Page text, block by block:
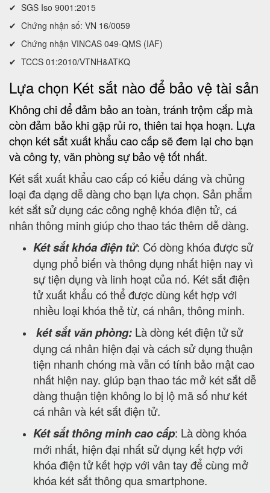
✔ SGS Iso 9001:2015
✔ Chứng nhận số: VN 16/0059
✔ Chứng nhận VINCAS 049-QMS (IAF)
✔ TCCS 01:2010/VTNH&ATKQ
Lựa chọn Két sắt nào để bảo vệ tài sản
Không chi để đảm bảo an toàn, tránh trộm cắp mà
còn đảm bảo khi gặp rủi ro, thiên tai họa hoạn. Lựa
chọn két sắt xuất khẩu cao cấp sẽ đem lại cho bạn
và công ty, văn phòng sự bảo vệ tốt nhất.
Két sắt xuất khẩu cao cấp có kiểu dáng và chủng
loại đa dạng dễ dàng cho bạn lựa chọn. Sản phẩm
két sắt sử dụng các công nghệ khóa điện tử, cá
nhân thông minh giúp cho thao tác thêm dễ dàng.
Két sắt khóa điện tử: Có dòng khóa được sử
dụng phổ biến và thông dụng nhất hiện nay vì
sự tiện dụng và linh hoạt của nó. Két sắt điện
tử xuất khẩu có thể được dùng kết hợp với
nhiều loại khóa thẻ từ, cá nhân, thông minh.
két sắt văn phòng: Là dòng két điện tử sử
dụng cá nhân hiện đại và cách sử dụng thuận
tiện nhanh chóng mà vẫn có tính bảo mật cao
nhất hiện nay. giúp bạn thao tác mở két sắt dễ
dàng thuận tiện không lo bị lộ mã số như két
cá nhân và két sắt điện tử.
Két sắt thông minh cao cấp: Là dòng khóa
mới nhất, hiện đại nhất sử dụng kết hợp với
khóa điện tử kết hợp với vân tay để cùng mở
khóa két sắt thông qua smartphone.